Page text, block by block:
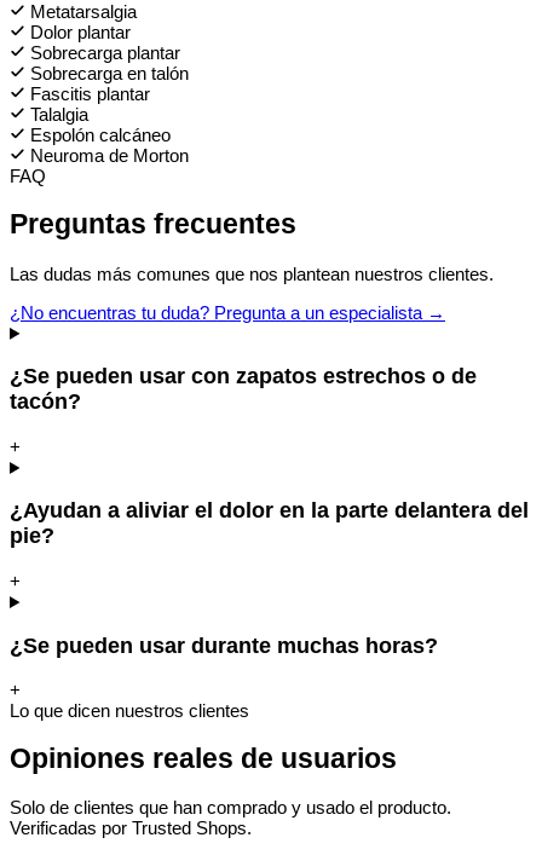
Metatarsalgia
Dolor plantar
Sobrecarga plantar
Sobrecarga en talón
Fascitis plantar
Talalgia
Espolón calcáneo
Neuroma de Morton
FAQ
Preguntas frecuentes
Las dudas más comunes que nos plantean nuestros clientes.
¿No encuentras tu duda? Pregunta a un especialista →
¿Se pueden usar con zapatos estrechos o de
tacón?
+
¿Ayudan a aliviar el dolor en la parte delantera del
pie?
+
¿Se pueden usar durante muchas horas?
+
Lo que dicen nuestros clientes
Opiniones reales de usuarios
Solo de clientes que han comprado y usado el producto.
Verificadas por Trusted Shops.